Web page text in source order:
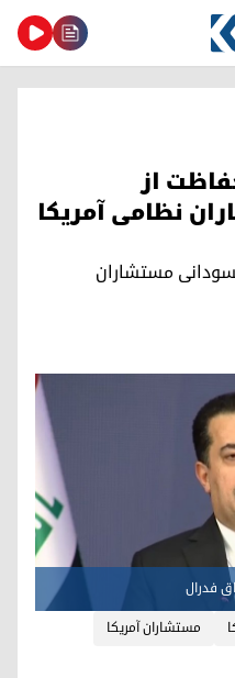
از
نظامی آمریکا
مستشاران
فدرال
مستشاران آمریکا